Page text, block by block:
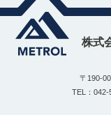
株式
〒190-
TEL：042-